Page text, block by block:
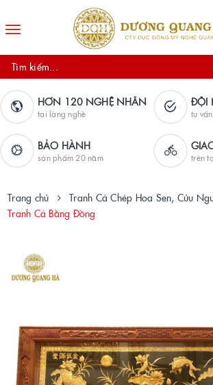
Toggle
HƠN 120 NGHỆ NHÂN
tại làng nghề
ĐỘI
tư
BẢO HÀNH
sản phẩm 20 năm trên
Trang chủ
Tranh Cá Chép Hoa Sen, Cửu
Tranh Cá Bằng Đồng